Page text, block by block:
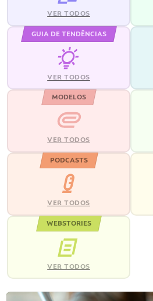
VER TODOS
GUIA DE TENDÊNCIAS
VER TODOS
MODELOS
VER TODOS
PODCASTS
VER TODOS
WEBSTORIES
VER TODOS